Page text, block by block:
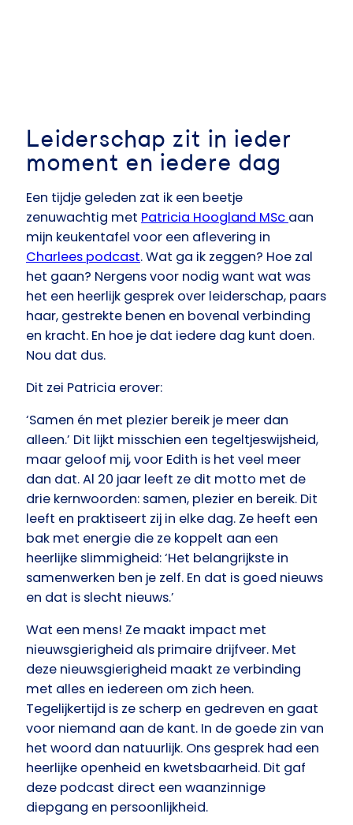
Leiderschap zit in ieder
moment en iedere dag
Een tijdje geleden zat ik een beetje
zenuwachtig met Patricia Hoogland MSc aan
mijn keukentafel voor een aflevering in
Charlees podcast. Wat ga ik zeggen? Hoe zal
het gaan? Nergens voor nodig want wat was
het een heerlijk gesprek over leiderschap, paars
haar, gestrekte benen en bovenal verbinding
en kracht. En hoe je dat iedere dag kunt doen.
Nou dat dus.
Dit zei Patricia erover:
‘Samen én met plezier bereik je meer dan
alleen.’ Dit lijkt misschien een tegeltjeswijsheid,
maar geloof mij, voor Edith is het veel meer
dan dat. Al 20 jaar leeft ze dit motto met de
drie kernwoorden: samen, plezier en bereik. Dit
leeft en praktiseert zij in elke dag. Ze heeft een
bak met energie die ze koppelt aan een
heerlijke slimmigheid: ‘Het belangrijkste in
samenwerken ben je zelf. En dat is goed nieuws
en dat is slecht nieuws.’
Wat een mens! Ze maakt impact met
nieuwsgierigheid als primaire drijfveer. Met
deze nieuwsgierigheid maakt ze verbinding
met alles en iedereen om zich heen.
Tegelijkertijd is ze scherp en gedreven en gaat
voor niemand aan de kant. In de goede zin van
het woord dan natuurlijk. Ons gesprek had een
heerlijke openheid en kwetsbaarheid. Dit gaf
deze podcast direct een waanzinnige
diepgang en persoonlijkheid.